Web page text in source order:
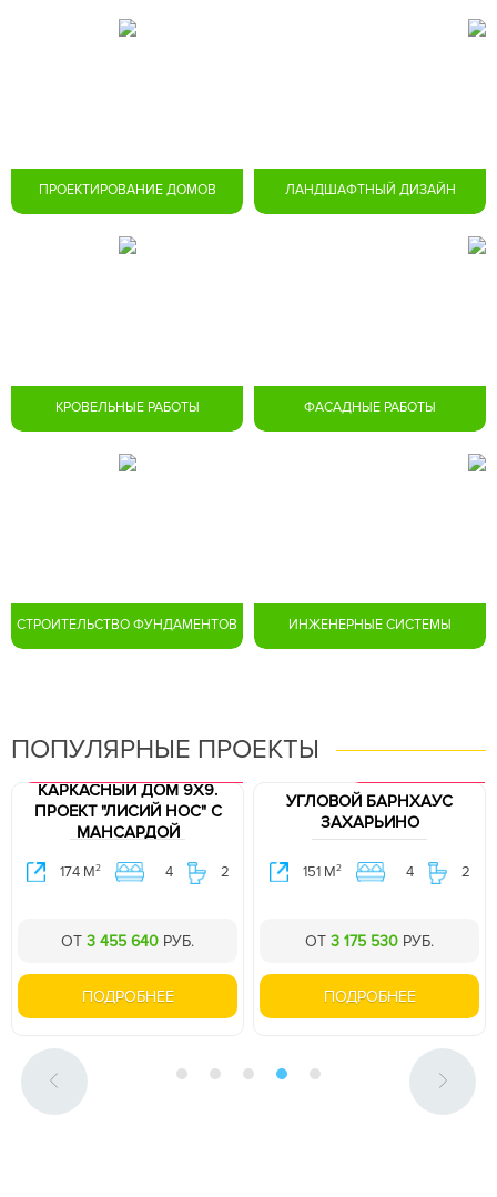
ПРОЕКТИРОВАНИЕ ДОМОВ ЛАНДШАФТНЫЙ ДИЗАЙН
КРОВЕЛЬНЫЕ РАБОТЫ ФАСАДНЫЕ РАБОТЫ
СТРОИТЕЛЬСТВО ФУНДАМЕНТОВ ИНЖЕНЕРНЫЕ СИСТЕМЫ
ПОПУЛЯРНЫЕ ПРОЕКТЫ
КАРКАСНЫЙ ДОМ 9Х9.
ПРОЕКТ "ЛИСИЙ НОС" C
МАНСАРДОЙ
174 М2 4 2
ОТ 3 455 640 РУБ.
ПОДРОБНЕЕ
УГЛОВОЙ БАРНХАУС
ЗАХАРЬИНО
151 М2 4 2
ОТ 3 175 530 РУБ.
ПОДРОБНЕЕ